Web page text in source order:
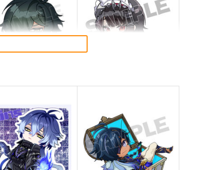
モンド・イン・ザ・ラ
プル カート
わくわくテイワットフォンテ
ゆであすぱら
スゾーンゼロステッカ
イト）
ゼンレスゾーンゼロステッカ
ー（エレン・ジョー）
G.G.W